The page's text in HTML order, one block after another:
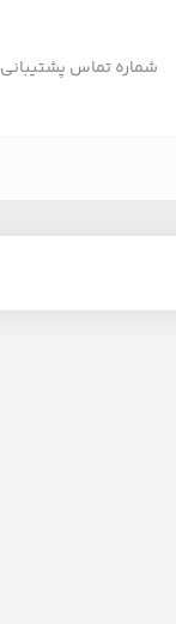
شماره تماس پشتیبانی